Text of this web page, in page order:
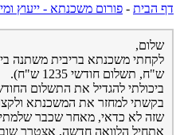
דף הבית - פורום משכנתא - ייעוץ
שלום,
ש"ח, תשלום חודשי 1235 ש"ח).
ביכולתי להגדיל את התשלום החודשי ב-
שזה לא כדאי, מאחר שכבר שלמתי
אתחיל הלוואה חדשה, אצטרך